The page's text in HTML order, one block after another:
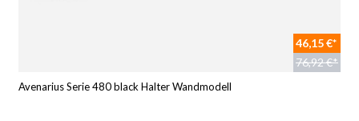
46,15 €*
76,92 €*
Avenarius Serie 480 black Halter Wandmodell